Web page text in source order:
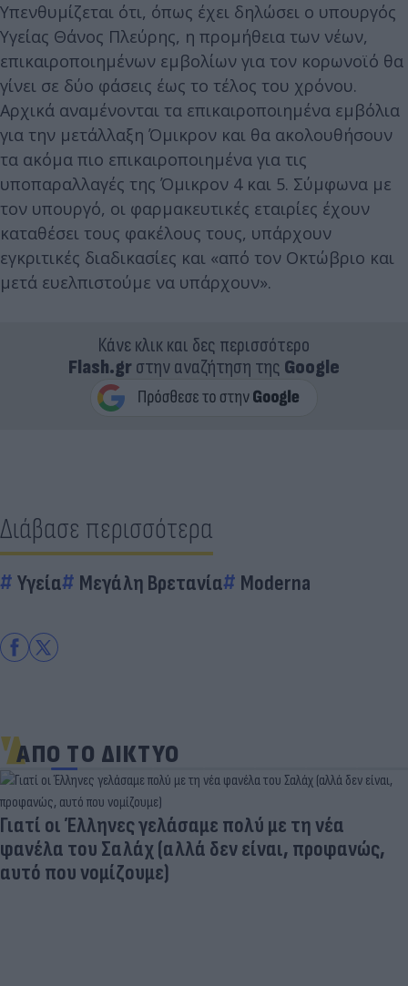
Υπενθυμίζεται ότι, όπως έχει δηλώσει ο υπουργός
Υγείας Θάνος Πλεύρης, η προμήθεια των νέων,
επικαιροποιημένων εμβολίων για τον κορωνοϊό θα
γίνει σε δύο φάσεις έως το τέλος του χρόνου.
Αρχικά αναμένονται τα επικαιροποιημένα εμβόλια
για την μετάλλαξη Όμικρον και θα ακολουθήσουν
τα ακόμα πιο επικαιροποιημένα για τις
υποπαραλλαγές της Όμικρον 4 και 5. Σύμφωνα με
τον υπουργό, οι φαρμακευτικές εταιρίες έχουν
καταθέσει τους φακέλους τους, υπάρχουν
εγκριτικές διαδικασίες και «από τον Οκτώβριο και
μετά ευελπιστούμε να υπάρχουν».
Κάνε κλικ και δες περισσότερο
Flash.grστην αναζήτηση της Google
Διάβασε περισσότερα
Υγεία Μεγάλη Βρετανία Moderna
ΑΠΟ ΤΟ ΔΙΚΤΥΟ
Γιατί οι Έλληνες γελάσαμε πολύ με τη νέα
φανέλα του Σαλάχ (αλλά δεν είναι, προφανώς,
αυτό που νομίζουμε)